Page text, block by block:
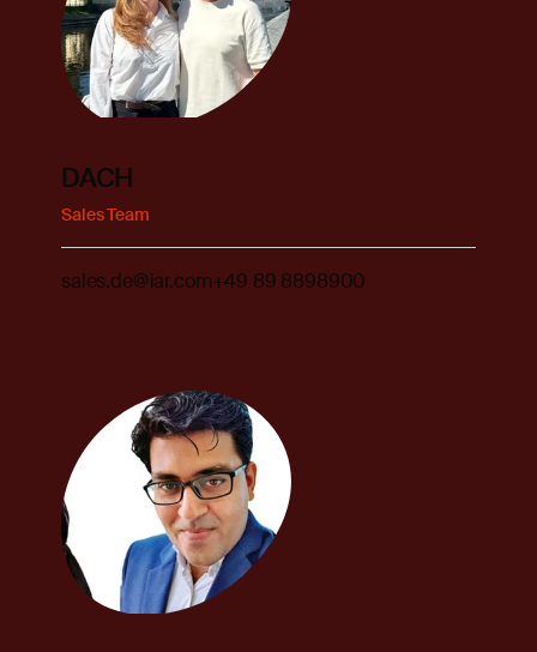
DACH
Sales Team
sales.de@iar.com+49 89 8898900